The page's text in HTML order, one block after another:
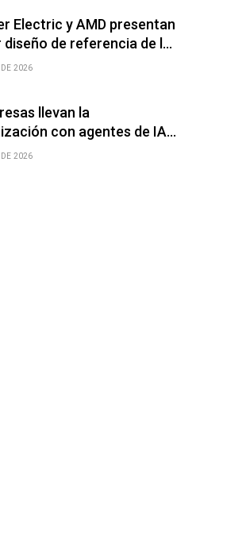
Electric y AMD presentan
diseño de referencia de la
Helios para acelerar el
DE 2026
llevan la
con agentes de IA
ERP y el CRM: ya
2026